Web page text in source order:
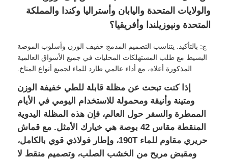
والولايات المتحدة واليابان وأستراليا وكندا والمملكة
المتحدة ونيوزيلندا وأفريقيا؟
ج: بالتأكيد. يتناسب التصميم المدمج خفيف الوزن وأسلوب الموضة
البسيط مع طلب المستهلكات المحليات في جميع الأسواق العالمية
المذكورة أعلاه، مع أداء عالمي طارد للماء لجميع أنواع المناخ.
إذا كنت تبحث عن مظلة قابلة للطي خفيفة الوزن
ومتينة وأنيقة ومحمولة للاستخدام اليومي في الأيام
الممطرة والسفر حول العالم، فإن هذه المظلة اليدوية
المنقطة مقاس 42 بوصة هي خيارك الأمثل. مع قماش
حريري مقاوم للماء 190T، وإطار فولاذي قوي بالكامل،
ومقبض مريح من الخشب الصلب، وتصميم منقط لا